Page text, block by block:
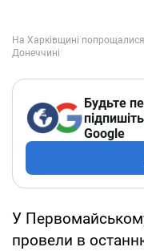
Будьте
Google
У
провели в